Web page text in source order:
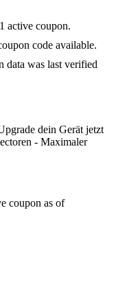
active coupon.
code available.
data was last verified
dein Gerät jetzt
- Maximaler
coupon as of